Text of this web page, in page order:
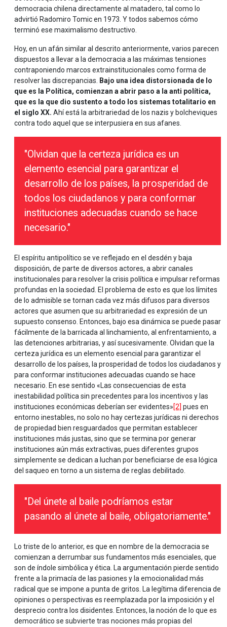
democracia chilena directamente al matadero, tal como lo
advirtió Radomiro Tomic en 1973. Y todos sabemos cómo
terminó ese maximalismo destructivo.
Hoy, en un afán similar al descrito anteriormente, varios parecen
dispuestos a llevar a la democracia a las máximas tensiones
contraponiendo marcos extrainstitucionales como forma de
resolver las discrepancias.
Bajo una idea distorsionada de lo
que es la Política, comienzan a abrir paso a la anti política,
que es la que dio sustento a todo los sistemas totalitario en
el siglo XX. Ahí está la arbitrariedad de los nazis y bolcheviques
contra todo aquel que se interpusiera en sus afanes.
"Olvidan que la certeza jurídica es un
elemento esencial para garantizar el
desarrollo de los países, la prosperidad de
todos los ciudadanos y para conformar
instituciones adecuadas cuando se hace
necesario."
El espíritu antipolítico se ve reflejado en el desdén y baja
disposición, de parte de diversos actores, a abrir canales
institucionales para resolver la crisis política e impulsar reformas
profundas en la sociedad. El problema de esto es que los límites
de lo admisible se tornan cada vez más difusos para diversos
actores que asumen que su arbitrariedad es expresión de un
supuesto consenso. Entonces, bajo esa dinámica se puede pasar
fácilmente de la barricada al linchamiento, al enfrentamiento, a
las detenciones arbitrarias, y así sucesivamente. Olvidan que la
certeza jurídica es un elemento esencial para garantizar el
desarrollo de los países, la prosperidad de todos los ciudadanos y
para conformar instituciones adecuadas cuando se hace
necesario. En ese sentido «Las consecuencias de esta
inestabilidad política sin precedentes para los incentivos y las
instituciones económicas deberían ser evidentes»[2] pues en
entorno inestables, no solo no hay certezas jurídicas ni derechos
de propiedad bien resguardados que permitan establecer
instituciones más justas, sino que se termina por generar
instituciones aún más extractivas, pues diferentes grupos
simplemente se dedican a luchan por beneficiarse de esa lógica
del saqueo en torno a un sistema de reglas debilitado.
"Del únete al baile podríamos estar
pasando al únete al baile, obligatoriamente."
Lo triste de lo anterior, es que en nombre de la democracia se
comienzan a derrumbar sus fundamentos más esenciales, que
son de índole simbólica y ética. La argumentación pierde sentido
frente a la primacía de las pasiones y la emocionalidad más
radical que se impone a punta de gritos. La legítima diferencia de
opiniones o perspectivas es reemplazada por la imposición y el
desprecio contra los disidentes. Entonces, la noción de lo que es
democrático se subvierte tras nociones más propias del